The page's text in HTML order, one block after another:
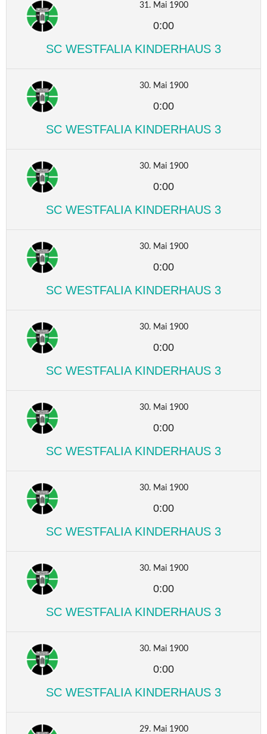
31. Mai 1900
0:00
SC WESTFALIA KINDERHAUS 3
30. Mai 1900
0:00
SC WESTFALIA KINDERHAUS 3
30. Mai 1900
0:00
SC WESTFALIA KINDERHAUS 3
30. Mai 1900
0:00
SC WESTFALIA KINDERHAUS 3
30. Mai 1900
0:00
SC WESTFALIA KINDERHAUS 3
30. Mai 1900
0:00
SC WESTFALIA KINDERHAUS 3
30. Mai 1900
0:00
SC WESTFALIA KINDERHAUS 3
30. Mai 1900
0:00
SC WESTFALIA KINDERHAUS 3
30. Mai 1900
0:00
SC WESTFALIA KINDERHAUS 3
29. Mai 1900